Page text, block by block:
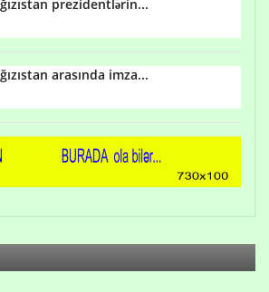
prezidentlərin...
arasında imza...
şəbəkələrdə söyüş niyə artıb?
- 1937-ci ildən fəaliyyətdə